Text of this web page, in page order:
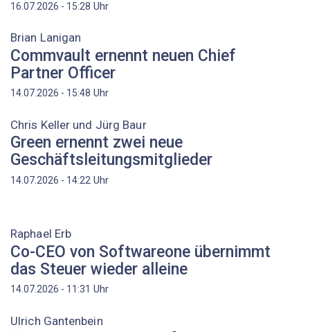
16.07.2026 - 15:28 Uhr
Brian Lanigan
Commvault ernennt neuen Chief
Partner Officer
14.07.2026 - 15:48 Uhr
Chris Keller und Jürg Baur
Green ernennt zwei neue
Geschäftsleitungsmitglieder
14.07.2026 - 14:22 Uhr
Raphael Erb
Co-CEO von Softwareone übernimmt
das Steuer wieder alleine
14.07.2026 - 11:31 Uhr
Ulrich Gantenbein